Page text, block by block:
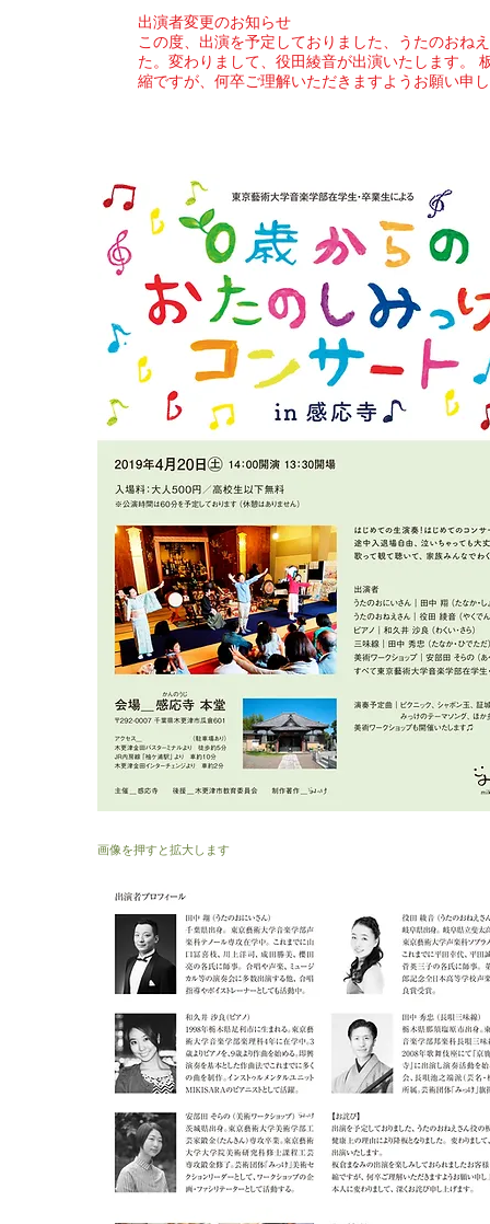
出演者変更のお知らせ
この度、出演を予定しておりました、うたのおね
た。変わりまして、役田綾音が出演いたします。
縮ですが、何卒ご理解いただきますようお願い申
画像を押すと拡大します